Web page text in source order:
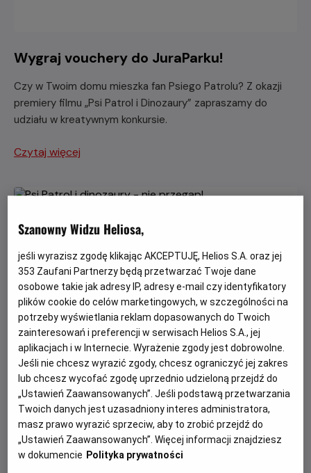
Wygraj vouchery do JuraParku!
Czy w Twoim domu mieszka fan Psiego Patrolu? Z okazji
premiery filmu „Psi Patrol i Dinozaury” zapraszamy do
udziału w kreatywnym konkursie.
Czytaj więcej
Psi Patrol i dinozaury - nie przegap!
Dołącz do dzielnych bohaterów Psiego Patrolu w ich
największej misji ratunkowej w historii.
Czytaj więcej
Szanowny Widzu Heliosa,
jeśli wyrazisz zgodę klikając AKCEPTUJĘ, Helios S.A. oraz jej
353 Zaufani Partnerzy będą przetwarzać Twoje dane
osobowe takie jak adresy IP, adresy e-mail czy identyfikatory
plików cookie do celów marketingowych, w szczególności na
potrzeby wyświetlania reklam dopasowanych do Twoich
zainteresowań i preferencji w serwisach Helios S.A., jej
aplikacjach i w Internecie. Wyrażenie zgody jest dobrowolne.
Jeśli nie chcesz wyrazić zgody, chcesz ograniczyć jej zakres
lub chcesz wycofać zgodę uprzednio udzieloną przejdź do
„Ustawień Zaawansowanych”. Jeśli podstawą przetwarzania
Twoich danych jest uzasadniony interes administratora,
masz prawo wyrazić sprzeciw, aby to zrobić przejdź do
„Ustawień Zaawansowanych”. Więcej informacji znajdziesz
w dokumencie Polityka prywatności